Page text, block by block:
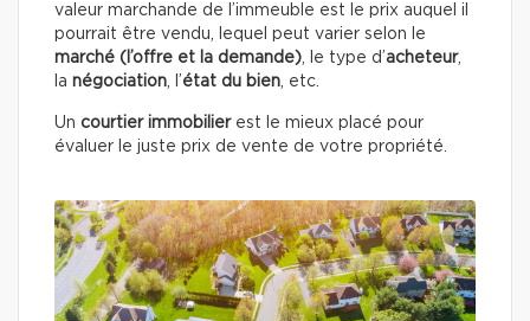
valeur marchande de l’immeuble est le prix auquel il
pourrait être vendu, lequel peut varier selon le
marché (l’offre et la demande), le type d’acheteur,
la négociation, l’état du bien, etc.
Un courtier immobilierest le mieux placé pour
évaluer le juste prix de vente de votre propriété.